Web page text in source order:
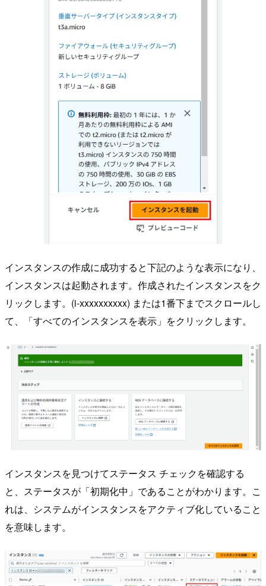
インスタンスの作成に成功すると下記のような表示になり、
インスタンスは起動されます。作成されたインスタンスをク
リックします。(i-xxxxxxxxxx) または1番下までスクロールし
て、「すべてのインスタンスを表示」をクリックします。
インスタンスを見つけてステータス チェックを確認する
と、ステータスが「初期化中」であることがわかります。こ
れは、システムがインスタンスをアクティブ化していること
を意味します。